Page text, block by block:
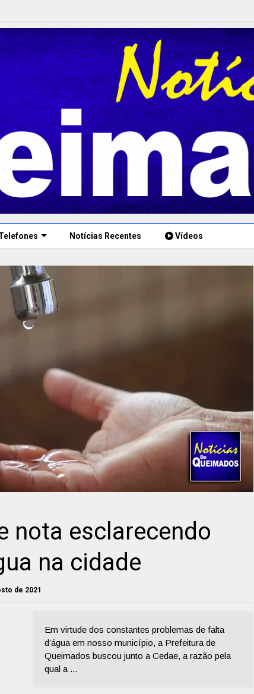
Notícias Recentes Vídeos
nota esclarecendo
na cidade
de 2021
Em virtude dos constantes problemas de falta
d’água em nosso município, a Prefeitura de
Queimados buscou junto a Cedae, a razão pela
qual a ...